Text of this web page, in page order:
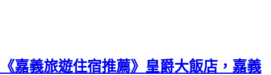
《嘉義旅遊住宿推薦》皇爵大飯店，嘉義